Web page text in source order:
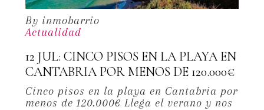
By inmobarrio
Actualidad
12 JUL:CINCO PISOS EN LA PLAYA EN
CANTABRIA POR MENOS DE 120.000€
Cinco pisos en la playa en Cantabria por
menos de 120.000€ Llega el verano y nos